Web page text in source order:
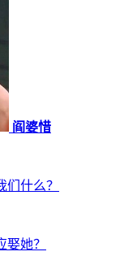
阎婆惜
什么？
她？